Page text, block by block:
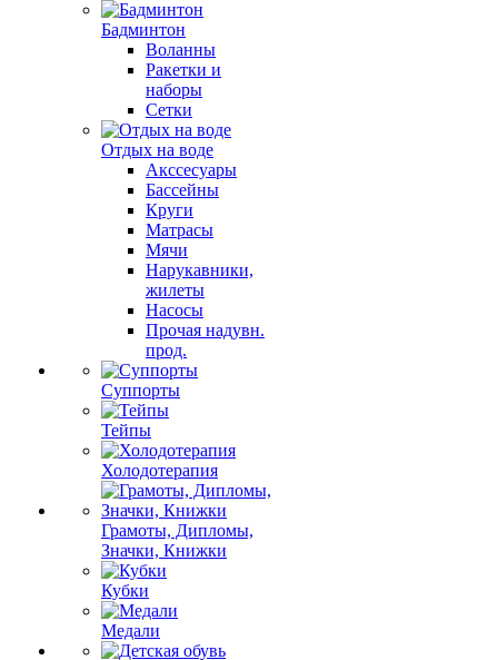
Бадминтон
Воланны
Ракетки и
наборы
Сетки
Отдых на воде
Акссесуары
Бассейны
Круги
Матрасы
Мячи
Нарукавники,
жилеты
Насосы
Прочая надувн.
прод.
Суппорты
Тейпы
Холодотерапия
Грамоты, Дипломы,
Значки, Книжки
Кубки
Медали